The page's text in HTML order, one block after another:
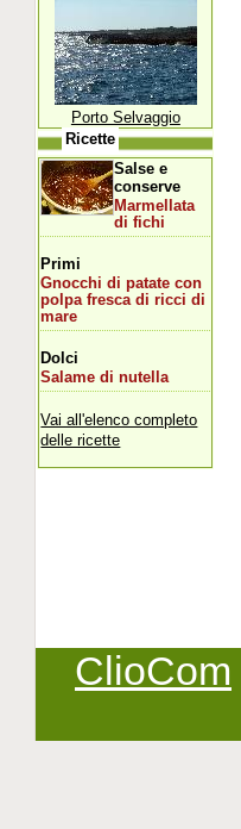
Porto Selvaggio
Ricette
Salse e
conserve
Marmellata
di fichi
Primi
Gnocchi di patate con
polpa fresca di ricci di
mare
Dolci
Salame di nutella
Vai all'elenco completo
delle ricette
ClioCom